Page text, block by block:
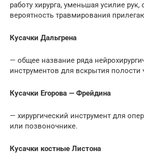
работу хирурга, уменьшая усилие
вероятность травмирования
Кусачки Дальгрена
— общее название ряда
инструментов для вскрытия полости
Кусачки Егорова — Фрейдина
— хирургический инструмент для
или позвоночнике.
Кусачки костные Листона